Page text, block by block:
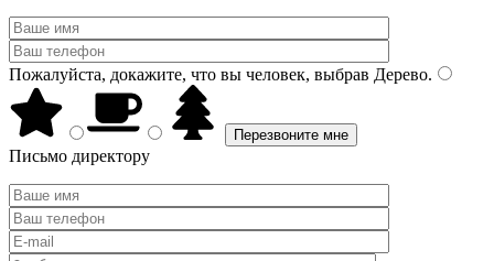
Пожалуйста, докажите, что вы человек, выбрав Дерево.
Письмо директору